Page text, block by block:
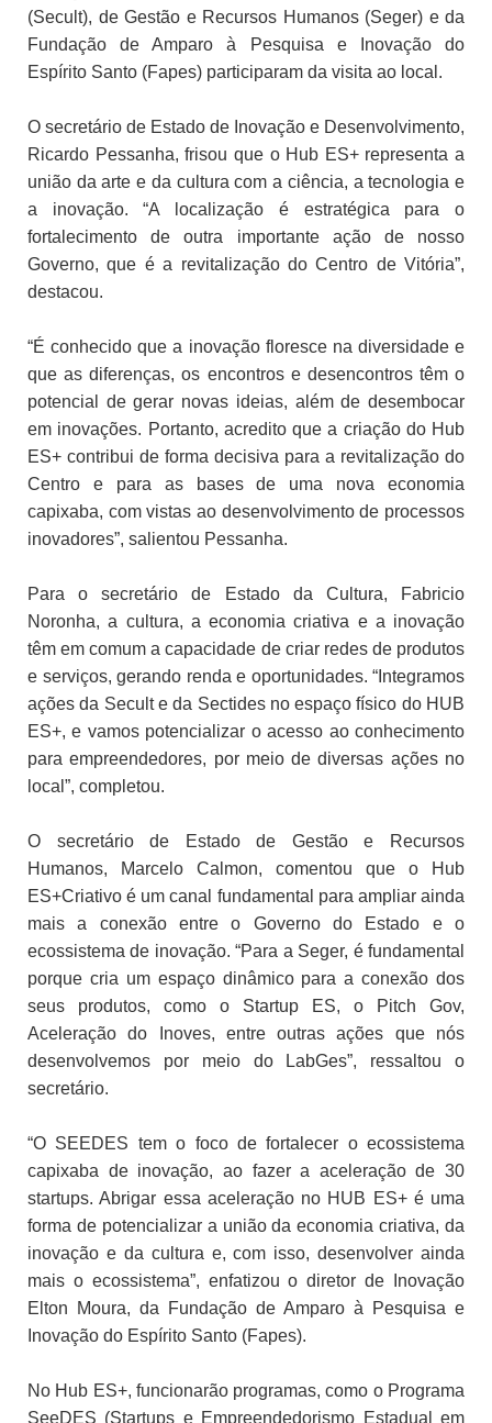
(Secult), de Gestão e Recursos Humanos (Seger) e da
Fundação de Amparo à Pesquisa e Inovação do
Espírito Santo (Fapes) participaram da visita ao local.
O secretário de Estado de Inovação e Desenvolvimento,
Ricardo Pessanha, frisou que o Hub ES+ representa a
união da arte e da cultura com a ciência, a tecnologia e
a inovação. “A localização é estratégica para o
fortalecimento de outra importante ação de nosso
Governo, que é a revitalização do Centro de Vitória”,
destacou.
“É conhecido que a inovação floresce na diversidade e
que as diferenças, os encontros e desencontros têm o
potencial de gerar novas ideias, além de desembocar
em inovações. Portanto, acredito que a criação do Hub
ES+ contribui de forma decisiva para a revitalização do
Centro e para as bases de uma nova economia
capixaba, com vistas ao desenvolvimento de processos
inovadores”, salientou Pessanha.
Para o secretário de Estado da Cultura, Fabricio
Noronha, a cultura, a economia criativa e a inovação
têm em comum a capacidade de criar redes de produtos
e serviços, gerando renda e oportunidades. “Integramos
ações da Secult e da Sectides no espaço físico do HUB
ES+, e vamos potencializar o acesso ao conhecimento
para empreendedores, por meio de diversas ações no
local”, completou.
O secretário de Estado de Gestão e Recursos
Humanos, Marcelo Calmon, comentou que o Hub
ES+Criativo é um canal fundamental para ampliar ainda
mais a conexão entre o Governo do Estado e o
ecossistema de inovação. “Para a Seger, é fundamental
porque cria um espaço dinâmico para a conexão dos
seus produtos, como o Startup ES, o Pitch Gov,
Aceleração do Inoves, entre outras ações que nós
desenvolvemos por meio do LabGes”, ressaltou o
secretário.
“O SEEDES tem o foco de fortalecer o ecossistema
capixaba de inovação, ao fazer a aceleração de 30
startups. Abrigar essa aceleração no HUB ES+ é uma
forma de potencializar a união da economia criativa, da
inovação e da cultura e, com isso, desenvolver ainda
mais o ecossistema”, enfatizou o diretor de Inovação
Elton Moura, da Fundação de Amparo à Pesquisa e
Inovação do Espírito Santo (Fapes).
No Hub ES+, funcionarão programas, como o Programa
SeeDES (Startups e Empreendedorismo Estadual em